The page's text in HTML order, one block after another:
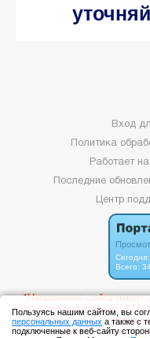
Пользуясь нашим сайтом, вы
персональных данных а также с
подключенные к веб-сайту
Вход
Политика
Работает
Последние
Центр